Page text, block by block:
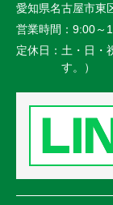
愛知県名古屋市東
営業時間： 9:00～
定休日： 土・日・
す。）